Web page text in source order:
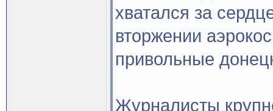
хватался за
вторжении
привольные
Журналисты